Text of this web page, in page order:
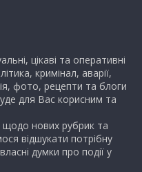
цікаві та оперативні
кримінал, аварії,
фото, рецепти та блоги
для Вас корисним та
щодо нових рубрик та
відшукати потрібну
думки про події у